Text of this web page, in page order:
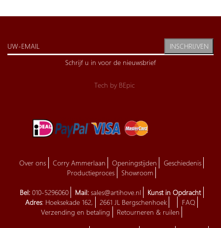
INSCHRIJVEN
Schrijf u in voor de nieuwsbrief
Tech by BEpic
Over ons Corry Ammerlaan Openingstijden
Geschiedenis
Productieproces
Showroom
Bel: 010-5296060 Mail: sales@artihove.nl
Kunst in Opdracht
Adres: Hoeksekade 162, 2661 JL Bergschenhoek
FAQ
Verzending en betaling
Retourneren & ruilen